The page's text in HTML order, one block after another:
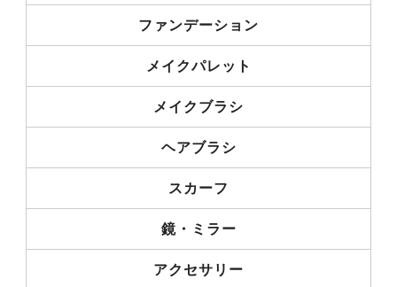
ファンデーション
メイクパレット
メイクブラシ
ヘアブラシ
スカーフ
鏡・ミラー
アクセサリー